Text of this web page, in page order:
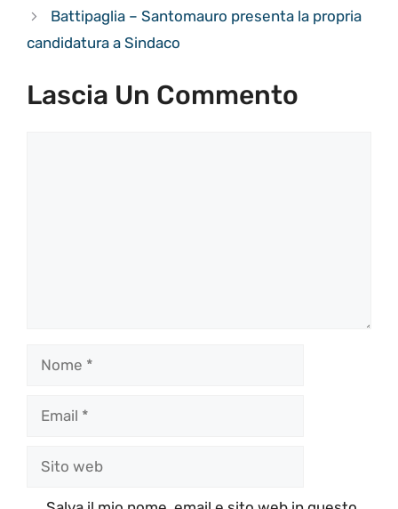
Battipaglia – Santomauro presenta la propria
candidatura a Sindaco
Lascia Un Commento
web